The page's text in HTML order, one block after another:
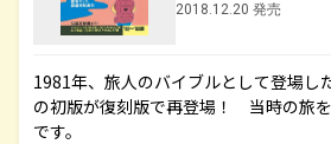
2018.12.20 発売
1981年、旅人のバイブルとして登場し
の初版が復刻版で再登場！ 当時の旅
です。